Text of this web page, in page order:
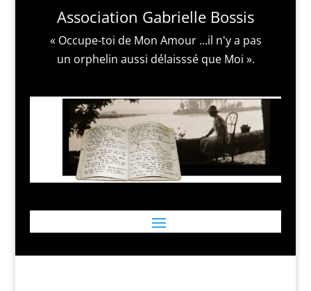
Association Gabrielle Bossis
« Occupe-toi de Mon Amour ...il n'y a pas
un orphelin aussi délaisssé que Moi ».